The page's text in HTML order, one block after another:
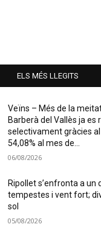
ELS MÉS LLEGITS
Veïns – Més de la
Barberà del Vallès ja es
selectivament gràcies
54,08% al mes de...
06/08/2026
Ripollet s’enfronta a un
tempestes i vent fort;
sol
05/08/2026